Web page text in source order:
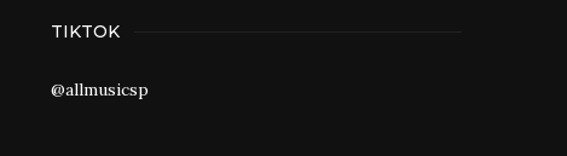
TIKTOK
@allmusicsp